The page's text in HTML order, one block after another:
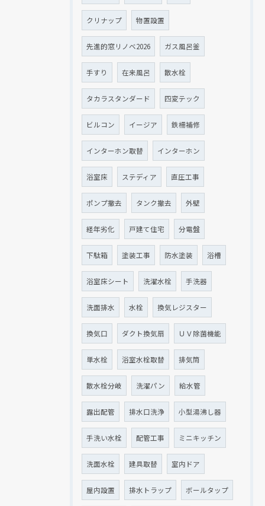
クリナップ 物置設置
先進的窓リノベ2026 ガス風呂釜
手すり 在来風呂 散水栓
タカラスタンダード 四変テック
ビルコン イージア 鉄柵補修
インターホン取替 インターホン
浴室床 ステディア 直圧工事
ポンプ撤去 タンク撤去 外壁
経年劣化 戸建て住宅 分電盤
下駄箱 塗装工事 防水塗装 浴槽
浴室床シート 洗濯水栓 手洗器
洗面排水 水栓 換気レジスター
換気口 ダクト換気扇 ＵＶ除菌機能
単水栓 浴室水栓取替 排気筒
散水栓分岐 洗濯パン 給水管
露出配管 排水口洗浄 小型湯沸し器
手洗い水栓 配管工事 ミニキッチン
洗面水栓 建具取替 室内ドア
屋内設置 排水トラップ ボールタップ